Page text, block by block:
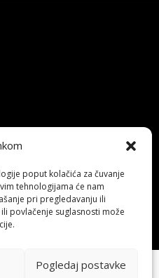
poput kolačića za čuvanje
tehnologijama će nam
pri pregledavanju ili
povlačenje suglasnosti može
Pogledaj postavke